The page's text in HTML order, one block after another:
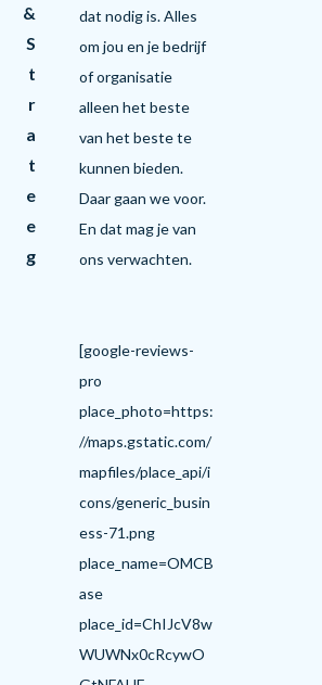
&
S
t
r
a
t
e
e
g
dat nodig is. Alles
om jou en je bedrijf
of organisatie
alleen het beste
van het beste te
kunnen bieden.
Daar gaan we voor.
En dat mag je van
ons verwachten.
[google-reviews-
pro
place_photo=https:
//maps.gstatic.com/
mapfiles/place_api/i
cons/generic_busin
ess-71.png
place_name=OMCB
ase
place_id=ChIJcV8w
WUWNx0cRcywO